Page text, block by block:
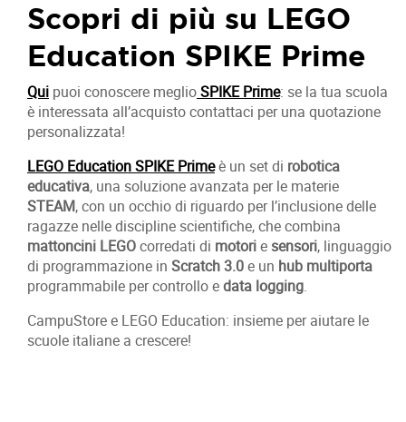
Scopri di più su LEGO
Education SPIKE Prime
Qui puoi conoscere meglioSPIKE Prime: se la tua scuola
è interessata all’acquisto contattaci per una quotazione
personalizzata!
LEGO Education SPIKE Primeè un set di robotica
educativa, una soluzione avanzata per le materie
STEAM, con un occhio di riguardo per l’inclusione delle
ragazze nelle discipline scientifiche, che combina
mattoncini LEGOcorredati di motorie sensori, linguaggio
di programmazione in Scratch 3.0e un hub multiporta
programmabile per controllo edata logging.
CampuStore e LEGO Education: insieme per aiutare le
scuole italiane a crescere!